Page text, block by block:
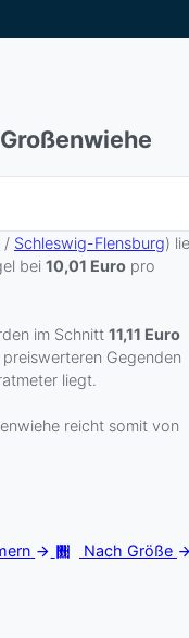
/ Schleswig-Flensburg)
bei 10,01 Euro pro
im Schnitt 11,11 Euro
Gegenden
liegt.
reicht somit von
Nach Größe